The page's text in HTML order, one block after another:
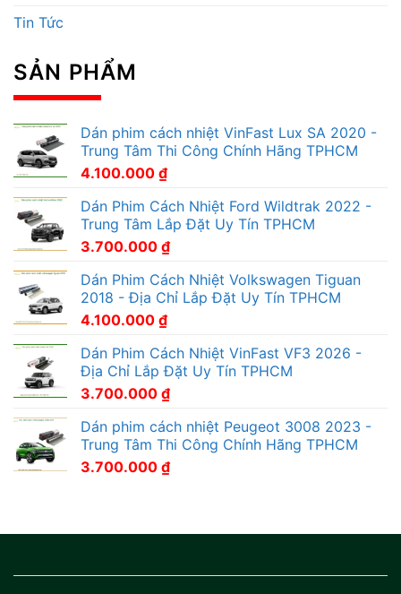
Tin Tức
SẢN PHẨM
Dán phim cách nhiệt VinFast Lux SA 2020 -
Trung Tâm Thi Công Chính Hãng TPHCM
4.100.000 ₫
Dán Phim Cách Nhiệt Ford Wildtrak 2022 -
Trung Tâm Lắp Đặt Uy Tín TPHCM
3.700.000 ₫
Dán Phim Cách Nhiệt Volkswagen Tiguan
2018 - Địa Chỉ Lắp Đặt Uy Tín TPHCM
4.100.000 ₫
Dán Phim Cách Nhiệt VinFast VF3 2026 -
Địa Chỉ Lắp Đặt Uy Tín TPHCM
3.700.000 ₫
Dán phim cách nhiệt Peugeot 3008 2023 -
Trung Tâm Thi Công Chính Hãng TPHCM
3.700.000 ₫